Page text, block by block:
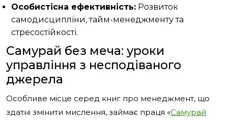
Особистісна ефективність: Розвиток
самодисципліни, тайм-менеджменту та
стресостійкості.
Самурай без меча: уроки
управління з несподіваного
джерела
Особливе місце серед книг про менеджмент, що
здатні змінити мислення, займає праця «Самурай